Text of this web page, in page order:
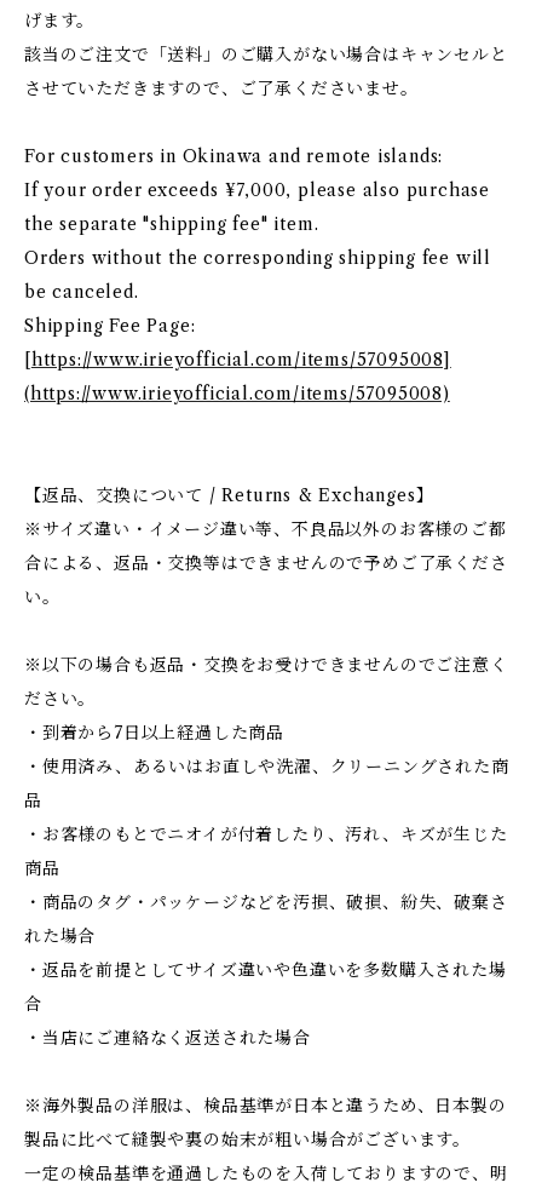
げます。
該当のご注文で「送料」のご購入がない場合はキャンセルと
させていただきますので、ご了承くださいませ。
For customers in Okinawa and remote islands:
If your order exceeds ¥7,000, please also purchase
the separate "shipping fee" item.
Orders without the corresponding shipping fee will
be canceled.
Shipping Fee Page:
[https://www.irieyofficial.com/items/57095008]
(https://www.irieyofficial.com/items/57095008)
【返品、交換について / Returns & Exchanges】
※サイズ違い・イメージ違い等、不良品以外のお客様のご都
合による、返品・交換等はできませんので予めご了承くださ
い。
※以下の場合も返品・交換をお受けできませんのでご注意く
ださい。
・到着から7日以上経過した商品
・使用済み、あるいはお直しや洗濯、クリーニングされた商
品
・お客様のもとでニオイが付着したり、汚れ、キズが生じた
商品
・商品のタグ・パッケージなどを汚損、破損、紛失、破棄さ
れた場合
・返品を前提としてサイズ違いや色違いを多数購入された場
合
・当店にご連絡なく返送された場合
※海外製品の洋服は、検品基準が日本と違うため、日本製の
製品に比べて縫製や裏の始末が粗い場合がございます。
一定の検品基準を通過したものを入荷しておりますので、明